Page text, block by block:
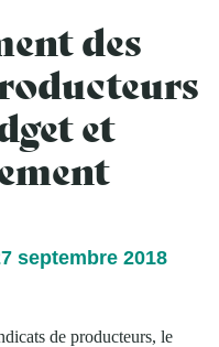
des
et
septembre 2018
de producteurs, le